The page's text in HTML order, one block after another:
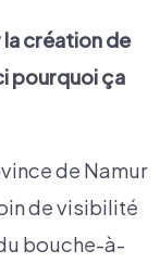
création de
pourquoi ça
de Namur
de visibilité
bouche-à-